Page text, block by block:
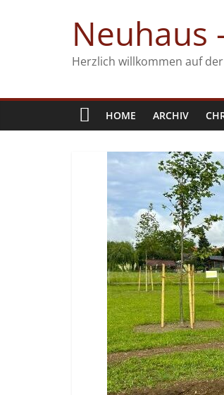
Neuhaus
Herzlich willkommen auf
HOME ARCHIV